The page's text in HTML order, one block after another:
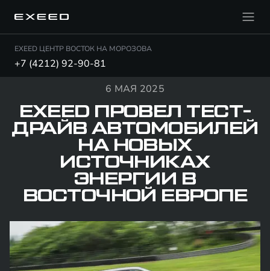
EXEED ЦЕНТР ВОСТОК НА МОРОЗОВА
+7 (4212) 92-90-81
6 МАЯ 2025
EXEED ПРОВЕЛ ТЕСТ-
ДРАЙВ АВТОМОБИЛЕЙ
НА НОВЫХ
ИСТОЧНИКАХ
ЭНЕРГИИ В
ВОСТОЧНОЙ ЕВРОПЕ